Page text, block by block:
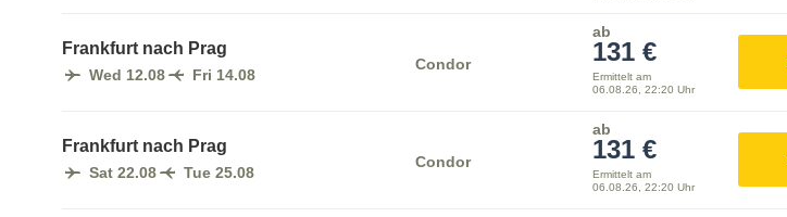
Frankfurt nach Prag
Wed 12.08 Fri 14.08
Condor
ab
131 €
Ermittelt am
06.08.26, 22:20 Uhr
Frankfurt nach Prag
Sat 22.08 Tue 25.08
Condor
ab
131 €
Ermittelt am
06.08.26, 22:20 Uhr